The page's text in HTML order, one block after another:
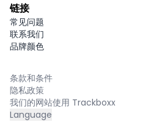
链接
常见问题
联系我们
品牌颜色
条款和条件
隐私政策
我们的网站使用 Trackboxx
Language